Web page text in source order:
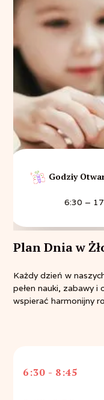
Godziy
6:30 –
Plan Dnia w
Każdy dzień w
pełen nauki, zabawy
wspierać harmonijny
6:30 - 8:45